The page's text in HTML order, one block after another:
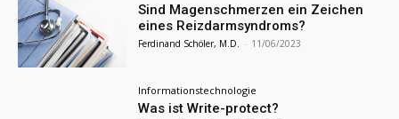
Sind Magenschmerzen ein Zeichen
eines Reizdarmsyndroms?
Ferdinand Schöler, M.D. - 11/06/2023
Informationstechnologie
Was ist Write-protect?